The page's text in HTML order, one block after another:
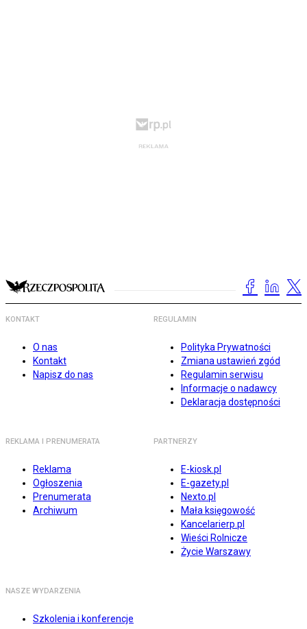
KONTAKT
O nas
Kontakt
Napisz do nas
REGULAMIN
Polityka Prywatności
Zmiana ustawień zgód
Regulamin serwisu
Informacje o nadawcy
Deklaracja dostępności
REKLAMA I PRENUMERATA
Reklama
Ogłoszenia
Prenumerata
Archiwum
PARTNERZY
E-kiosk.pl
E-gazety.pl
Nexto.pl
Mała księgowość
Kancelarierp.pl
Wieści Rolnicze
Życie Warszawy
NASZE WYDARZENIA
Szkolenia i konferencje